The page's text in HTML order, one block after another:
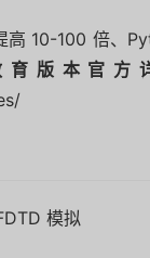
10-100 倍、
育版本官方
模拟